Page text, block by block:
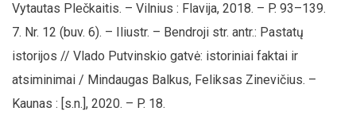
Vytautas Plečkaitis. – Vilnius : Flavija, 2018. – P. 93–139.
Nr. 12 (buv. 6). – Iliustr. – Bendroji str. antr.: Pastatų
istorijos // Vlado Putvinskio gatvė: istoriniai faktai ir
atsiminimai / Mindaugas Balkus, Feliksas Zinevičius. –
Kaunas : [s.n.], 2020. – P. 18.